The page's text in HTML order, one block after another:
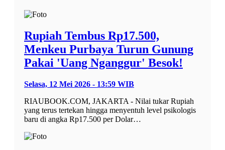
Rupiah Tembus Rp17.500,
Menkeu Purbaya Turun Gunung
Pakai 'Uang Nganggur' Besok!
Selasa, 12 Mei 2026 - 13:59 WIB
RIAUBOOK.COM, JAKARTA - Nilai tukar Rupiah
yang terus tertekan hingga menyentuh level psikologis
baru di angka Rp17.500 per Dolar…